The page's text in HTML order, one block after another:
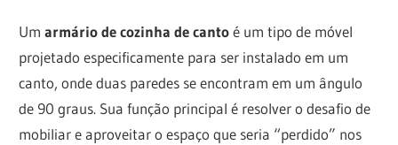
Umarmário de cozinha de cantoé um tipo de móvel
projetado especificamente para ser instalado em um
canto, onde duas paredes se encontram em um ângulo
de 90 graus. Sua função principal é resolver o desafio de
mobiliar e aproveitar o espaço que seria “perdido” nos